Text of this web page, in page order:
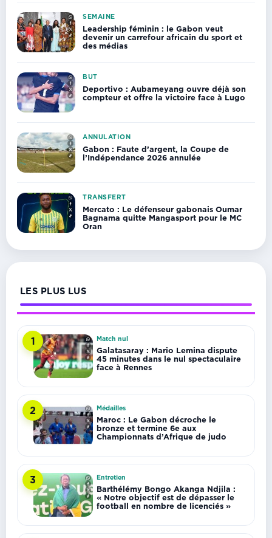
SEMAINE
Leadership féminin : le Gabon veut
devenir un carrefour africain du sport et
des médias
BUT
Deportivo : Aubameyang ouvre déjà son
compteur et offre la victoire face à Lugo
ANNULATION
Gabon : Faute d’argent, la Coupe de
l’Indépendance 2026 annulée
TRANSFERT
Mercato : Le défenseur gabonais Oumar
Bagnama quitte Mangasport pour le MC
Oran
LES PLUS LUS
1 Match nul
Galatasaray : Mario Lemina dispute
45 minutes dans le nul spectaculaire
face à Rennes
2 Médailles
Maroc : Le Gabon décroche le
bronze et termine 6e aux
Championnats d’Afrique de judo
3 Entretien
Barthélémy Bongo Akanga Ndjila :
« Notre objectif est de dépasser le
football en nombre de licenciés »